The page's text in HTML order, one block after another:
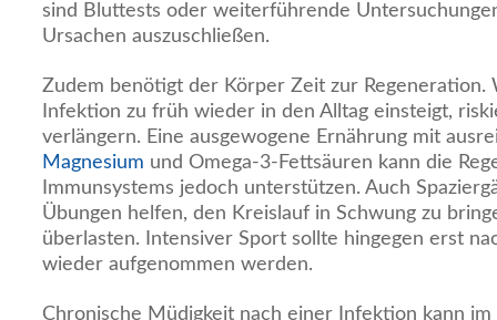
sind Bluttests oder weiterführende
Ursachen auszuschließen.
Zudem benötigt der Körper Zeit zur Regeneration.
Infektion zu früh wieder in den Alltag einsteigt,
verlängern. Eine ausgewogene Ernährung mit
Magnesium und Omega-3-Fettsäuren kann die
Immunsystems jedoch unterstützen. Auch
Übungen helfen, den Kreislauf in Schwung zu
überlasten. Intensiver Sport sollte hingegen erst
wieder aufgenommen werden.
Chronische Müdigkeit nach einer Infektion kann